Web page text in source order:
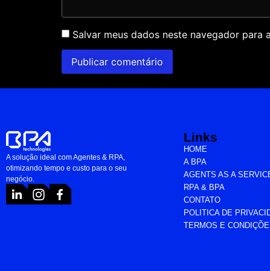
Salvar meus dados neste navegador para
A solução ideal com Agentes & RPA,
otimizando tempo e custo para o seu
negócio.
Links
HOME
A BPA
AGENTS AS A
RPA & BPA
CONTATO
POLITICA DE
TERMOS E